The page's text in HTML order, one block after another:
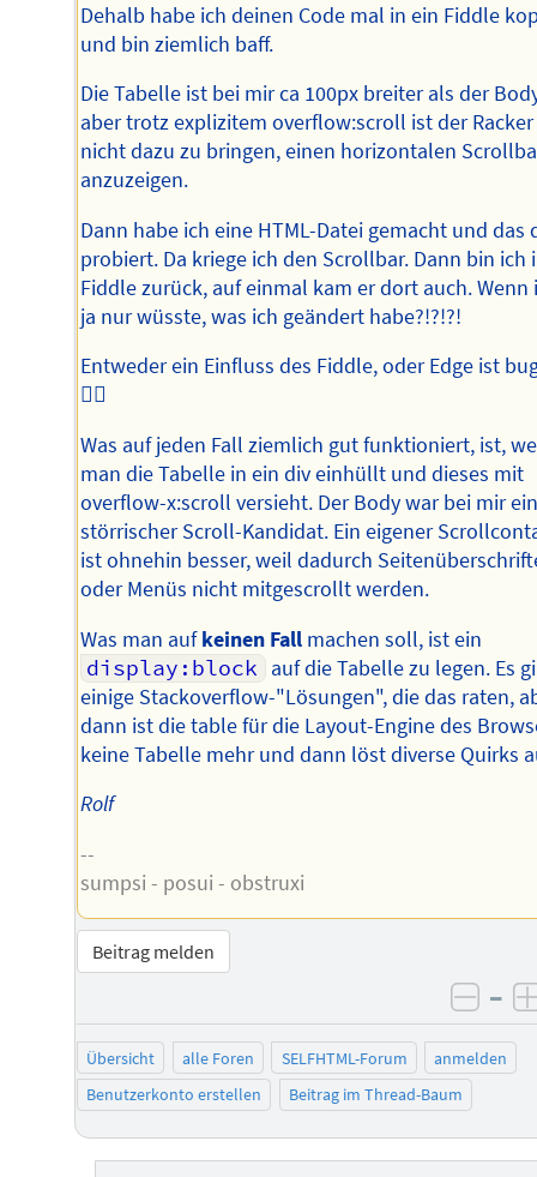
Dehalb habe ich deinen Code mal in ein Fiddle
und bin ziemlich baff.
Die Tabelle ist bei mir ca 100px breiter als der
aber trotz explizitem overflow:scroll ist der Racker
nicht dazu zu bringen, einen horizontalen
anzuzeigen.
Dann habe ich eine HTML-Datei gemacht und das
probiert. Da kriege ich den Scrollbar. Dann bin ich
Fiddle zurück, auf einmal kam er dort auch. Wenn
ja nur wüsste, was ich geändert habe?!?!?!
Entweder ein Einfluss des Fiddle, oder Edge ist
🤷‍♂️
Was auf jeden Fall ziemlich gut funktioniert, ist,
man die Tabelle in ein div einhüllt und dieses mit
overflow-x:scroll versieht. Der Body war bei mir
störrischer Scroll-Kandidat. Ein eigener
ist ohnehin besser, weil dadurch
oder Menüs nicht mitgescrollt werden.
Was man aufkeinen Fall machen soll, ist ein
display:block auf die Tabelle zu legen. Es
einige Stackoverflow-"Lösungen", die das raten,
dann ist die table für die Layout-Engine des
keine Tabelle mehr und dann löst diverse Quirks
Rolf
--
sumpsi - posui - obstruxi
Beitrag melden
–
Übersicht alle Foren SELFHTML-Forum
anmelden
Benutzerkonto erstellen
Beitrag im Thread-Baum